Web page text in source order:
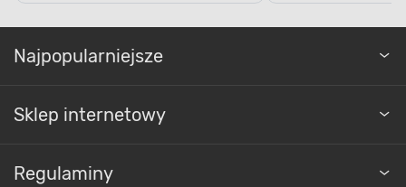
Najpopularniejsze
Sklep internetowy
Regulaminy